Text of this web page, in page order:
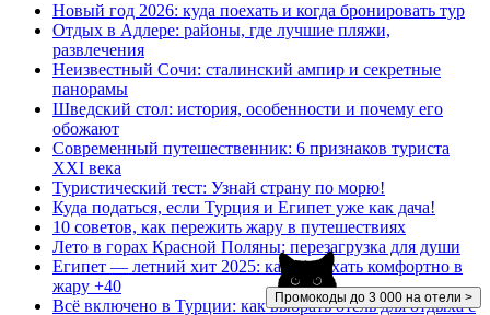
Промокоды до 3 000 на отели >
Новый год 2026: куда поехать и когда бронировать тур
Отдых в Адлере: районы, где лучшие пляжи,
развлечения
Неизвестный Сочи: сталинский ампир и секретные
панорамы
Шведский стол: история, особенности и почему его
обожают
Современный путешественник: 6 признаков туриста
XXI века
Туристический тест: Узнай страну по морю!
Куда податься, если Турция и Египет уже как дача!
10 советов, как пережить жару в путешествиях
Лето в горах Красной Поляны: перезагрузка для души
Египет — летний хит 2025: как отдыхать комфортно в
жару +40
Всё включено в Турции: как выбрать отель для отдыха с